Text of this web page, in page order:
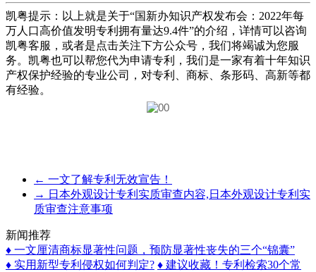
凯粤提示：以上就是关于“国新办知识产权发布会：2022年每
万人口高价值发明专利拥有量达9.4件”的介绍，详情可以咨询
凯粤客服，或者是点击关注下方公众号，我们将竭诚为您服
务。凯粤也可以帮您代为申请专利，我们是一家有着十年知识
产权保护经验的专业公司，对专利、商标、条形码、高新等都
有经验。
← 一文了解专利无效宣告！
→ 日本外观设计专利实质审查内容,日本外观设计专利实
质审查注意事项
新闻推荐
♦ 一文厘清商标显著性问题，预防显著性丧失的三个“锦囊”
♦ 实用新型专利侵权如何判定? ♦ 建议收藏！专利检索30个常